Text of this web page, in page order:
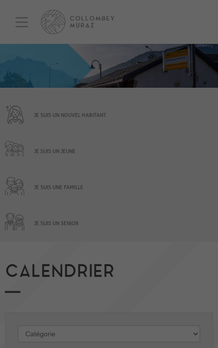
JE SUIS UN NOUVEL HABITANT
JE SUIS UN JEUNE
JE SUIS UNE FAMILLE
JE SUIS UN SENIOR
CALENDRIER